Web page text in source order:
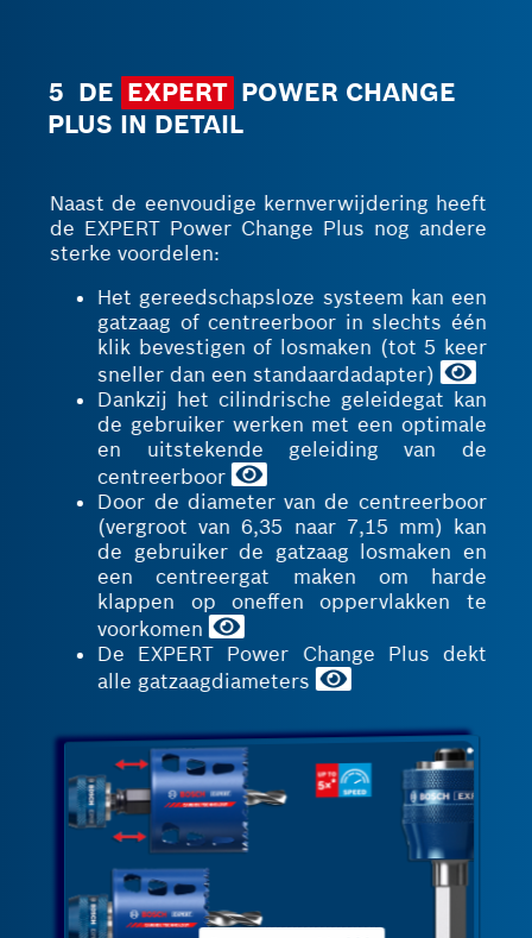
5 DE EXPERT POWER CHANGE
PLUS IN DETAIL
Naast de eenvoudige kernverwijdering heeft
de EXPERT Power Change Plus nog andere
sterke voordelen:
Het gereedschapsloze systeem kan een
gatzaag of centreerboor in slechts één
klik bevestigen of losmaken (tot 5 keer
sneller dan een standaardadapter)
Dankzij het cilindrische geleidegat kan
de gebruiker werken met een optimale
en uitstekende geleiding van de
centreerboor
Door de diameter van de centreerboor
(vergroot van 6,35 naar 7,15 mm) kan
de gebruiker de gatzaag losmaken en
een centreergat maken om harde
klappen op oneffen oppervlakken te
voorkomen
De EXPERT Power Change Plus dekt
alle gatzaagdiameters